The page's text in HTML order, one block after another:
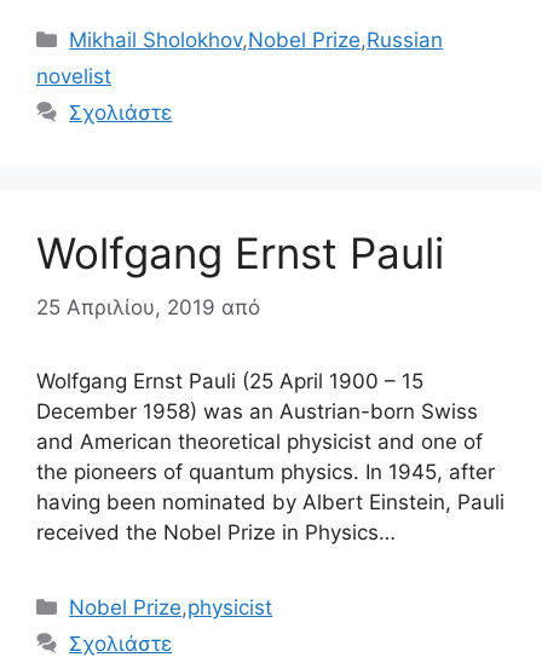
Κατηγορίες
Mikhail Sholokhov,Nobel Prize,Russian
novelist
Σχολιάστε
Wolfgang Ernst Pauli
25 Απριλίου, 2019 από
Wolfgang Ernst Pauli (25 April 1900 – 15
December 1958) was an Austrian-born Swiss
and American theoretical physicist and one of
the pioneers of quantum physics. In 1945, after
having been nominated by Albert Einstein, Pauli
received the Nobel Prize in Physics…
Κατηγορίες
Nobel Prize,physicist
Σχολιάστε